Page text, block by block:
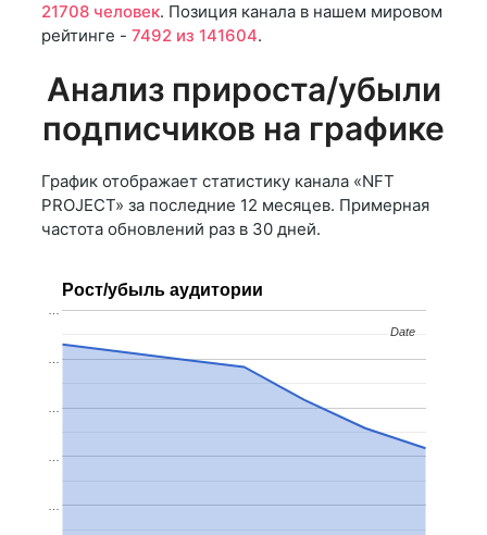
21708 человек. Позиция канала в нашем мировом
рейтинге - 7492 из 141604.
Анализ прироста/убыли
подписчиков на графике
График отображает статистику канала «NFT
PROJECT» за последние 12 месяцев. Примерная
частота обновлений раз в 30 дней.
Рост/убыль аудитории
…
…
Date
Date